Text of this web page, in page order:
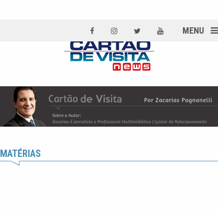
MENU
MATÉRIAS